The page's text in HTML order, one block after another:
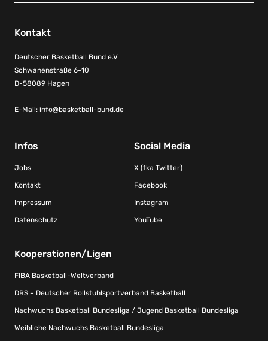
Kontakt
Deutscher Basketball Bund e.V
Schwanenstraße 6-10
D-58089 Hagen
E-Mail: info@basketball-bund.de
Infos
Jobs
Kontakt
Impressum
Datenschutz
Social Media
X (fka Twitter)
Facebook
Instagram
YouTube
Kooperationen/Ligen
FIBA Basketball-Weltverband
DRS – Deutscher Rollstuhlsportverband Basketball
Nachwuchs Basketball Bundesliga / Jugend Basketball Bundesliga
Weibliche Nachwuchs Basketball Bundesliga